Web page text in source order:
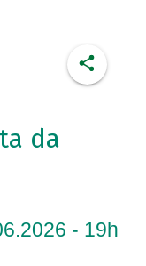
da
- 19h